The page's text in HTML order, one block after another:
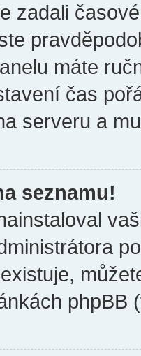
zadali
máte
čas
serveru a
seznamu!
phpBB